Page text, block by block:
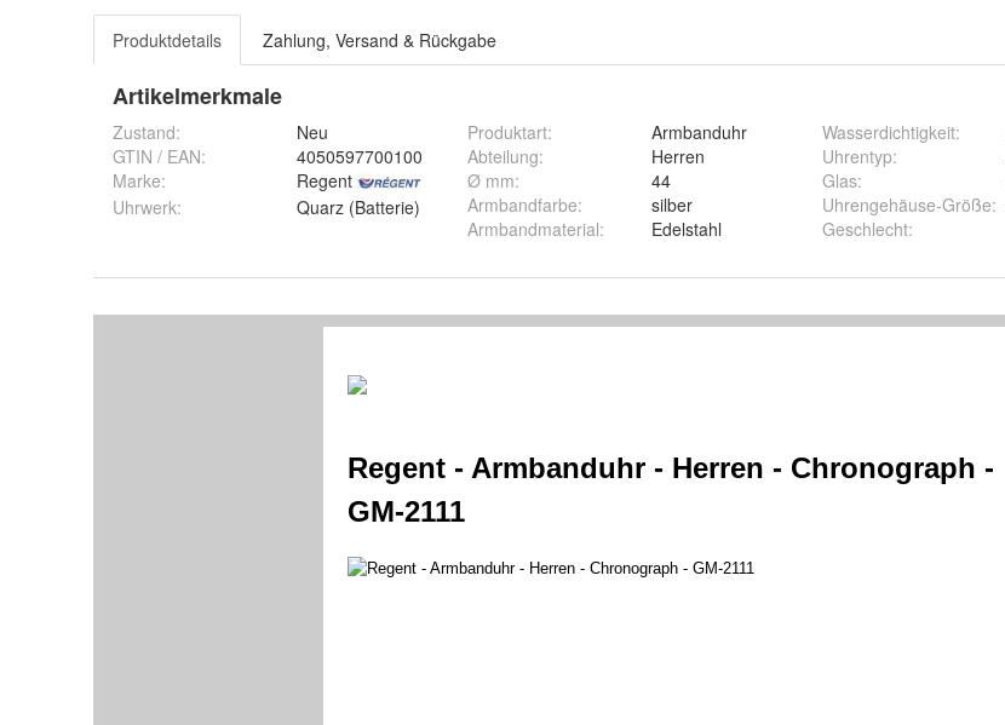
Produktdetails Zahlung, Versand & Rückgabe
Artikelmerkmale
Zustand:
Neu
GTIN / EAN:
4050597700100
Marke:
Regent
Uhrwerk: Quarz (Batterie)
Produktart:
Armbanduhr
Abteilung:
Herren
Ø mm:
44
Armbandfarbe:
silber
Armbandmaterial: Edelstahl
Wasserdichtigkeit:
Uhrentyp:
Glas:
Uhrengehäuse-Größe:
Geschlecht: